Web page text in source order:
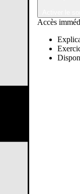
Accès